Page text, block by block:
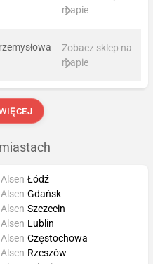
mapie
Zobacz sklep na
mapie
Alsen Łódź
Alsen Gdańsk
Alsen Szczecin
Alsen Lublin
Alsen Częstochowa
Alsen Rzeszów